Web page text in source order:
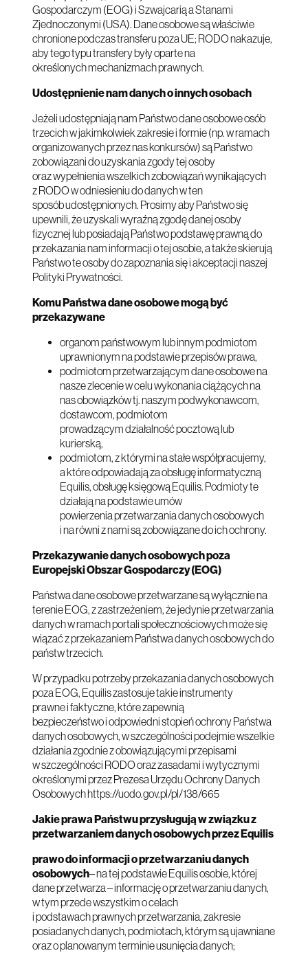
Gospodarczym (EOG) i Szwajcarią a Stanami
Zjednoczonymi (USA). Dane osobowe są właściwie
chronione podczas transferu poza UE; RODO nakazuje,
aby tego typu transfery były oparte na
określonych mechanizmach prawnych.
Udostępnienie nam danych o innych osobach
Jeżeli udostępniają nam Państwo dane osobowe osób
trzecich w jakimkolwiek zakresie i formie (np. w ramach
organizowanych przez nas konkursów) są Państwo
zobowiązani do uzyskania zgody tej osoby
oraz wypełnienia wszelkich zobowiązań wynikających
z RODO w odniesieniu do danych w ten
sposób udostępnionych. Prosimy aby Państwo się
upewnili, że uzyskali wyraźną zgodę danej osoby
fizycznej lub posiadają Państwo podstawę prawną do
przekazania nam informacji o tej osobie, a także skierują
Państwo te osoby do zapoznania się i akceptacji naszej
Polityki Prywatności.
Komu Państwa dane osobowe mogą być
przekazywane
organom państwowym lub innym podmiotom
uprawnionym na podstawie przepisów prawa,
podmiotom przetwarzającym dane osobowe na
nasze zlecenie w celu wykonania ciążących na
nas obowiązków tj. naszym podwykonawcom,
dostawcom, podmiotom
prowadzącym działalność pocztową lub
kurierską,
podmiotom, z którymi na stałe współpracujemy,
a które odpowiadają za obsługę informatyczną
Equilis, obsługę księgową Equilis. Podmioty te
działają na podstawie umów
powierzenia przetwarzania danych osobowych
i na równi z nami są zobowiązane do ich ochrony.
Przekazywanie danych osobowych poza
Europejski Obszar Gospodarczy (EOG)
Państwa dane osobowe przetwarzane są wyłącznie na
terenie EOG, z zastrzeżeniem, że jedynie przetwarzania
danych w ramach portali społecznościowych może się
wiązać z przekazaniem Państwa danych osobowych do
państw trzecich.
W przypadku potrzeby przekazania danych osobowych
poza EOG, Equilis zastosuje takie instrumenty
prawne i faktyczne, które zapewnią
bezpieczeństwo i odpowiedni stopień ochrony Państwa
danych osobowych, w szczególności podejmie wszelkie
działania zgodnie z obowiązującymi przepisami
w szczególności RODO oraz zasadami i wytycznymi
określonymi przez Prezesa Urzędu Ochrony Danych
Osobowychhttps://uodo.gov.pl/pl/138/665
Jakie prawa Państwu przysługują w związku z
przetwarzaniem danych osobowych przez Equilis
prawo do informacji o przetwarzaniu danych
osobowych– na tej podstawie Equilis osobie, której
dane przetwarza – informację o przetwarzaniu danych,
w tym przede wszystkim o celach
i podstawach prawnych przetwarzania, zakresie
posiadanych danych, podmiotach, którym są ujawniane
oraz o planowanym terminie usunięcia danych;